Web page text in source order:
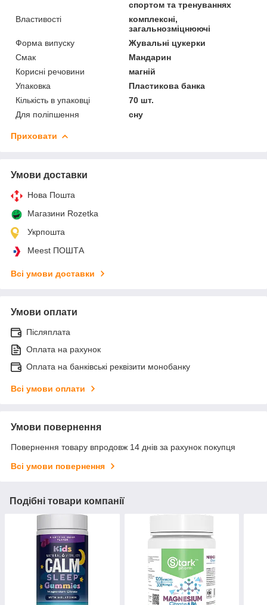
спортом та тренуваннях
Властивості
комплексні,
загальнозміцнюючі
Форма випуску
Жувальні цукерки
Смак
Мандарин
Корисні речовини
магній
Упаковка
Пластикова банка
Кількість в упаковці
70 шт.
Для поліпшення
сну
Приховати
Умови доставки
Нова Пошта
Магазини Rozetka
Укрпошта
Meest ПОШТА
Всі умови доставки
Умови оплати
Післяплата
Оплата на рахунок
Оплата на банківські реквізити монобанку
Всі умови оплати
Умови повернення
Повернення товару впродовж 14 днів за рахунок покупця
Всі умови повернення
Подібні товари компанії